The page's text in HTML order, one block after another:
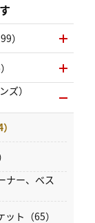
）
ズ）
ナー、ベス
ト（65）